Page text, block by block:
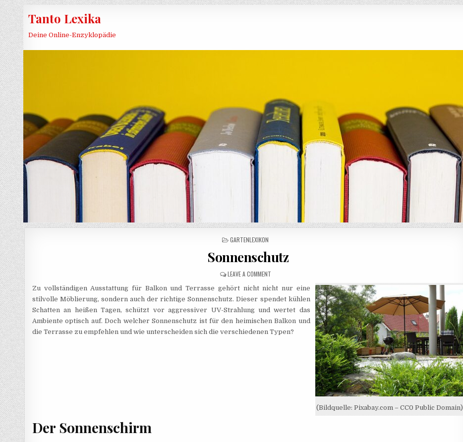
Skip to content
Tanto Lexika
Deine Online-Enzyklopädie
POSTED IN
GARTENLEXIKON
Sonnenschutz
LEAVE A COMMENTON SONNENSCHUTZ
(Bildquelle: Pixabay.com – CC0 Public Domain)
Zu vollständigen Ausstattung für Balkon und Terrasse gehört nicht nicht nur eine
stilvolle Möblierung, sondern auch der richtige Sonnenschutz. Dieser spendet kühlen
Schatten an heißen Tagen, schützt vor aggressiver UV-Strahlung und wertet das
Ambiente optisch auf. Doch welcher Sonnenschutz ist für den heimischen Balkon und
die Terrasse zu empfehlen und wie unterscheiden sich die verschiedenen Typen?
Der Sonnenschirm